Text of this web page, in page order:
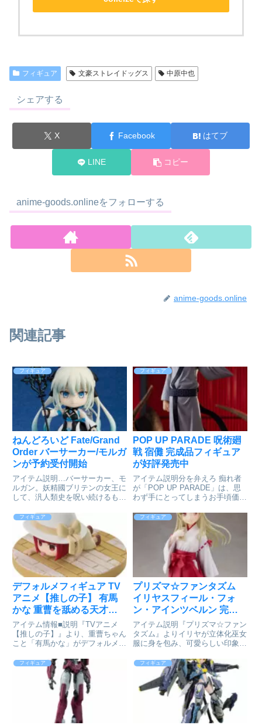
フィギュア 文豪ストレイドッグス 中原中也
シェアする
X Facebook はてブ
LINE コピー
anime-goods.onlineをフォローする
anime-goods.online
関連記事
フィギュア
ねんどろいど Fate/Grand
Order バーサーカー/モルガ
ンが予約受付開始
アイテム説明…バーサーカー、モ
ルガン。妖精國ブリテンの女王に
して、汎人類史を呪い続けるもの
Order』より、バーサーカーのサ
ーヴァント「モルガン」がねんど
ろいどで登場です！表情パーツ：
「冷静顔」「戦...
フィギュア
POP UP PARADE 呪術廻
戦 宿儺 完成品フィギュア
が好評発売中
アイテム説明分を弁えろ 痴れ者
が「POP UP PARADE」は、思
わず手にとってしまうお手頃価
サイズ、スピーディにお届けな
ど、フィギュアファンにやさしい
カタチを追求したフィギュアシリ
ーズです。TVアニメ『...
フィギュア
デフォルメフィギュア TV
アニメ【推しの子】 有馬
かな 重曹を舐める天才子
役Ver. 完成品フィギュア
[グッドスマイルアーツ上
海]が予約受付中
アイテム情報■説明『TVアニメ
【推しの子】』より、重曹ちゃん
こと「有馬かな」がデフォルメフ
イズ全高:約55mm【推しの子】_
デフォルメフィギュア 有馬かな
重曹を舐める天才子役
Ver.colleizeで探す
フィギュア
プリズマ☆ファンタズム
イリヤスフィール・フォ
ン・アインツベルン 完成
品フィギュア[ユニオンク
リエイティブ]が好評発売
中
アイテム説明『プリズマ☆ファン
タズム』よりイリヤが立体化巫女
服に身を包み、可愛らしい印象
らわれており、少女らしさを強調
します。愛くるしい姿のイリヤ
を、是非お手元でご堪能下さい！
※画像はイメージです。実際の商
フィギュア フィギュア